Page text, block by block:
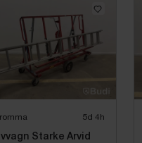
5d 4h
Starke Arvid